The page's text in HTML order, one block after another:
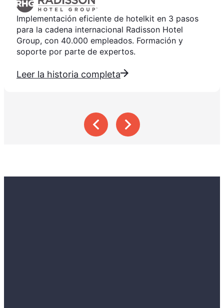
Implementación eficiente de hotelkit en 3 pasos
para la cadena internacional Radisson Hotel
Group, con 40.000 empleados. Formación y
soporte por parte de expertos.
Leer la historia completa